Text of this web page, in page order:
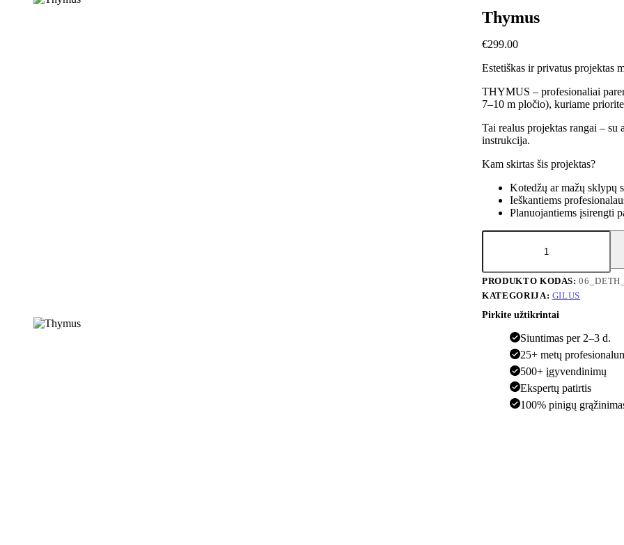
Thymus
€299.00
Estetiškas ir privatus projektas
THYMUS – profesionaliai
7–10 m pločio), kuriame
Tai realus projektas rangai – su
instrukcija.
Kam skirtas šis projektas?
Kotedžų ar mažų sklypų
Ieškantiems
Planuojantiems įsirengti
produkto
PRODUKTO KODAS:
KATEGORIJA: GILUS
Pirkite užtikrintai
Siuntimas per 2–3 d.
25+ metų
500+ įgyvendinimų
Ekspertų patirtis
100% pinigų